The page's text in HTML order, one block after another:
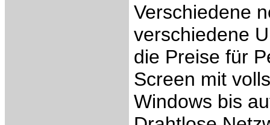
Verschiedene
verschiedene
die Preise für
Screen mit
Windows bis